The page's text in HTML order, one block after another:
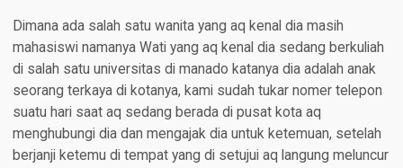
Dimana ada salah satu wanita yang aq kenal dia masih
mahasiswi namanya Wati yang aq kenal dia sedang berkuliah
di salah satu universitas di manado katanya dia adalah anak
seorang terkaya di kotanya, kami sudah tukar nomer telepon
suatu hari saat aq sedang berada di pusat kota aq
menghubungi dia dan mengajak dia untuk ketemuan, setelah
berjanji ketemu di tempat yang di setujui aq langung meluncur